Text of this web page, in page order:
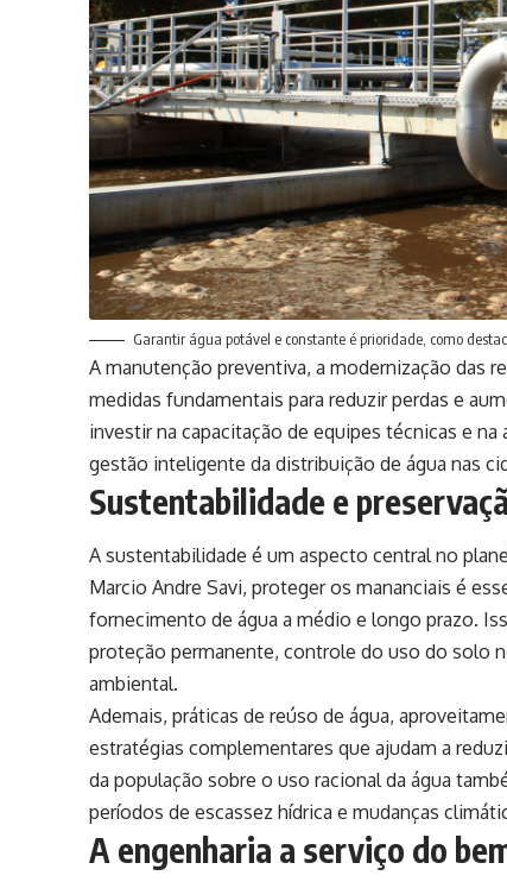
Garantir água potável e constante é prioridade, como
A manutenção preventiva, a modernização das
medidas fundamentais para reduzir perdas e
investir na capacitação de equipes técnicas e
gestão inteligente da distribuição de água nas
Sustentabilidade e
A sustentabilidade é um aspecto central no
Marcio Andre Savi, proteger os mananciais é
fornecimento de água a médio e longo prazo.
proteção permanente, controle do uso do solo
ambiental.
Ademais, práticas de reúso de água,
estratégias complementares que ajudam a
da população sobre o uso racional da água
períodos de escassez hídrica e mudanças
A engenharia a serviço do